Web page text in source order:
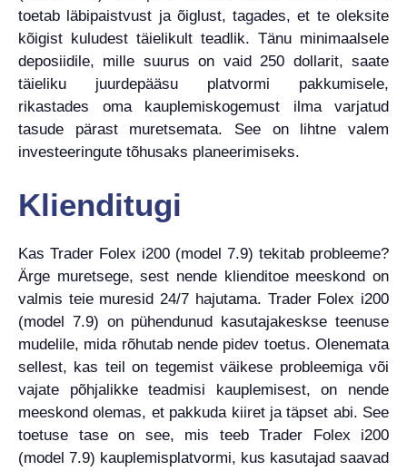
toetab läbipaistvust ja õiglust, tagades, et te oleksite
kõigist kuludest täielikult teadlik. Tänu minimaalsele
deposiidile, mille suurus on vaid 250 dollarit, saate
täieliku juurdepääsu platvormi pakkumisele,
rikastades oma kauplemiskogemust ilma varjatud
tasude pärast muretsemata. See on lihtne valem
investeeringute tõhusaks planeerimiseks.
Klienditugi
Kas Trader Folex i200 (model 7.9) tekitab probleeme?
Ärge muretsege, sest nende klienditoe meeskond on
valmis teie muresid 24/7 hajutama. Trader Folex i200
(model 7.9) on pühendunud kasutajakeskse teenuse
mudelile, mida rõhutab nende pidev toetus. Olenemata
sellest, kas teil on tegemist väikese probleemiga või
vajate põhjalikke teadmisi kauplemisest, on nende
meeskond olemas, et pakkuda kiiret ja täpset abi. See
toetuse tase on see, mis teeb Trader Folex i200
(model 7.9) kauplemisplatvormi, kus kasutajad saavad